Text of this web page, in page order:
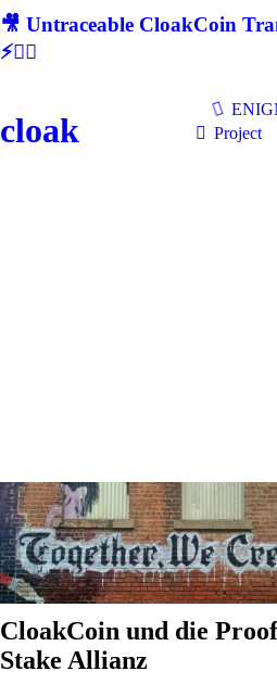
🎥 Untraceable CloakCoin
⚡🕵‍♂
cloak
Project
CloakCoin und die
Stake Allianz